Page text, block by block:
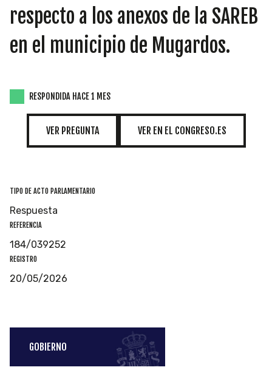
INICIATIVAS
TEMÁTICAS
respecto a los anexos de la SAREB
en el municipio de Mugardos.
RESPONDIDA HACE 1 MES
VER PREGUNTA VER EN EL CONGRESO.ES
TIPO DE ACTO PARLAMENTARIO
Respuesta
REFERENCIA
184/039252
REGISTRO
20/05/2026
GOBIERNO